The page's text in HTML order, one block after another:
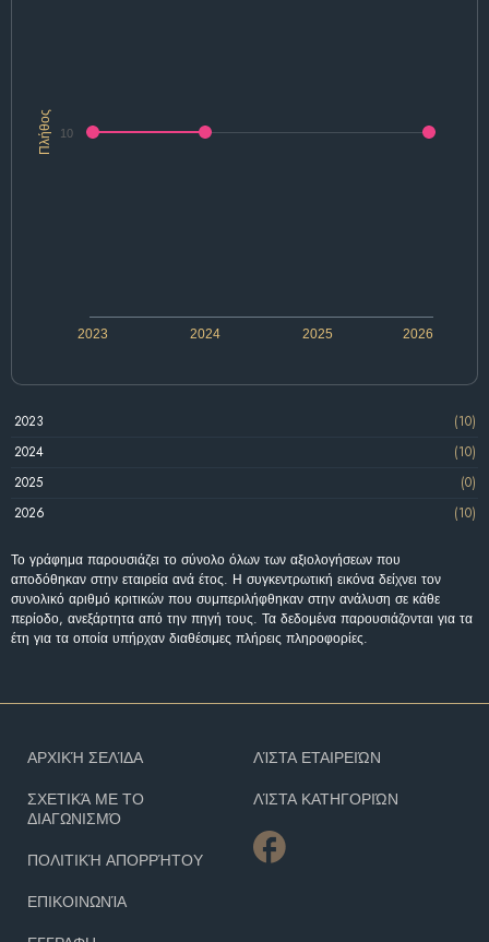
Πλήθος
2024 2026
2023 2025
10
2023
(10)
2024
(10)
2025
(0)
2026
(10)
Το γράφημα παρουσιάζει το σύνολο όλων των αξιολογήσεων που
αποδόθηκαν στην εταιρεία ανά έτος. Η συγκεντρωτική εικόνα δείχνει τον
συνολικό αριθμό κριτικών που συμπεριλήφθηκαν στην ανάλυση σε κάθε
περίοδο, ανεξάρτητα από την πηγή τους. Τα δεδομένα παρουσιάζονται για τα
έτη για τα οποία υπήρχαν διαθέσιμες πλήρεις πληροφορίες.
ΑΡΧΙΚΉ ΣΕΛΊΔΑ
ΣΧΕΤΙΚΆ ΜΕ ΤΟ
ΔΙΑΓΩΝΙΣΜΌ
ΠΟΛΙΤΙΚΉ ΑΠΟΡΡΉΤΟΥ
ΕΠΙΚΟΙΝΩΝΊΑ
ΛΊΣΤΑ ΕΤΑΙΡΕΙΏΝ
ΛΊΣΤΑ ΚΑΤΗΓΟΡΙΏΝ